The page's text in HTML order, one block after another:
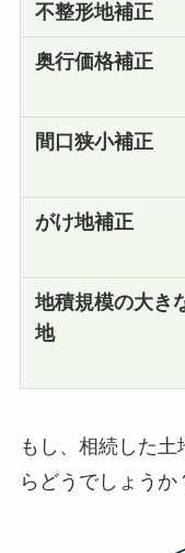
不整形地補正
奥行価格補正
間口狭小補正
がけ地補正
地積規模の大き
地
もし、相続した
らどうでしょうか